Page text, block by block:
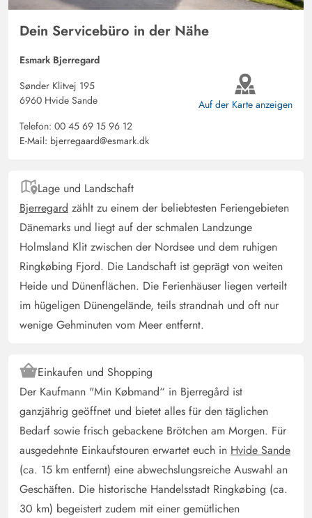
Dadurch, dass der Aktivitätenraum abgetrennt vom Rest
des Hauses ist wird man nicht vom Lärm gestört, wenn
man gemütlich auf der Couch entspannt. In der großen
offenen Küche ist alles vorhanden was man braucht. Im
amerikanischen Kühlschrank mit Gefrierschrank bekommt
man ohne Probleme alle Lebensmittel und Getränke
unter. Je nachdem wo die Sonne gerade steht kann man
2 große Terassen nutzen, die aber miteinander
mehreren problemlos zu benutzen.
Stefan Unrath
Deutschland
5 von 5
5 von 5
5 out of 522/06/2025
Tolles Ferienhaus. Sehr geräumige Zimmer und schön
eingerichtet. Wir würden es wieder Buchen.
geräumiges Haus, mit guten Betten , hat alles was man
braucht und wie beschrieben leichte Verbesserungen
sind immer möglich
Tanja Moeller
Deutschland
3.5 von 5
3.5 von 5
3.5 out of 5
19/04/2025
Ruhiges Ferienhaus, mittlerer Ausstattung mit einem
Dein Servicebüro in der Nähe
Esmark Bjerregard
Sønder Klitvej 195
6960 Hvide Sande
Telefon: 00 45 69 15 96 12
E-Mail: bjerregaard@esmark.dk
Auf der Karte anzeigen
Lage und Landschaft
Bjerregard zählt zu einem der beliebtesten Feriengebieten
Dänemarks und liegt auf der schmalen Landzunge
Holmsland Klit zwischen der Nordsee und dem ruhigen
Ringkøbing Fjord. Die Landschaft ist geprägt von weiten
Heide und Dünenflächen. Die Ferienhäuser liegen verteilt
im hügeligen Dünengelände, teils strandnah und oft nur
wenige Gehminuten vom Meer entfernt.
Einkaufen und Shopping
Der Kaufmann "Min Købmand“ in Bjerregård ist
ganzjährig geöffnet und bietet alles für den täglichen
Bedarf sowie frisch gebackene Brötchen am Morgen. Für
ausgedehnte Einkaufstouren erwartet euch in Hvide Sande
(ca. 15 km entfernt) eine abwechslungsreiche Auswahl an
Geschäften. Die historische Handelsstadt Ringkøbing (ca.
30 km) begeistert zudem mit einer gemütlichen